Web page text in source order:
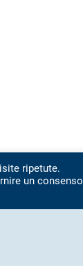
ripetute.
un consenso